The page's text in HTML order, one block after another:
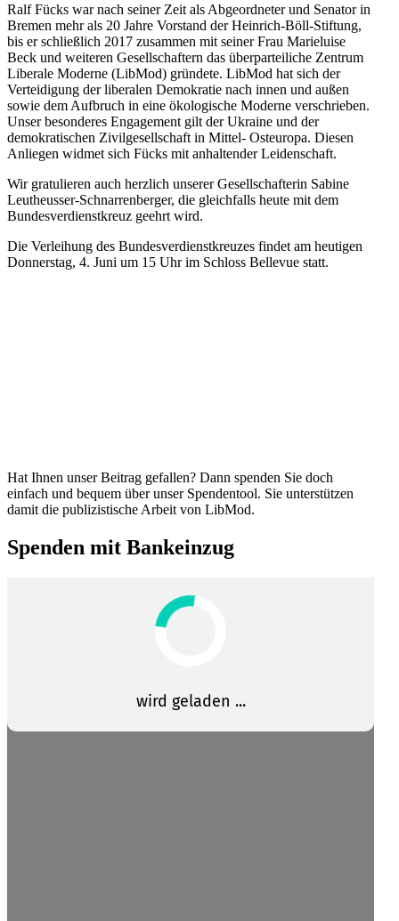
Ralf Fücks war nach seiner Zeit als Abgeord­neter und Senator in
Bremen mehr als 20 Jahre Vorstand der Heinrich-Böll-Stiftung,
bis er schließlich 2017 zusammen mit seiner Frau Marie­luise
Beck und weiteren Gesell­schaftern das überpar­tei­liche Zentrum
Liberale Moderne (LibMod) gründete. LibMod hat sich der
Vertei­digung der liberalen Demokratie nach innen und außen
sowie dem Aufbruch in eine ökolo­gische Moderne verschrieben.
Unser beson­deres Engagement gilt der Ukraine und der
demokra­ti­schen Zivil­ge­sell­schaft in Mittel- Osteuropa. Diesen
Anliegen widmet sich Fücks mit anhal­tender Leidenschaft.
Wir gratu­lieren auch herzlich unserer Gesell­schaf­terin Sabine
Leutheusser-Schnar­ren­berger, die gleich­falls heute mit dem
Bundes­ver­dienst­kreuz geehrt wird.
Die Verleihung des Bundes­ver­dienst­kreuzes findet am heutigen
Donnerstag, 4. Juni um 15 Uhr im Schloss Bellevue statt.
Hat Ihnen unser Beitrag gefallen? Dann spenden Sie doch
einfach und bequem über unser Spendentool. Sie unter­stützen
damit die publi­zis­tische Arbeit von LibMod.
Spenden mit Bankeinzug